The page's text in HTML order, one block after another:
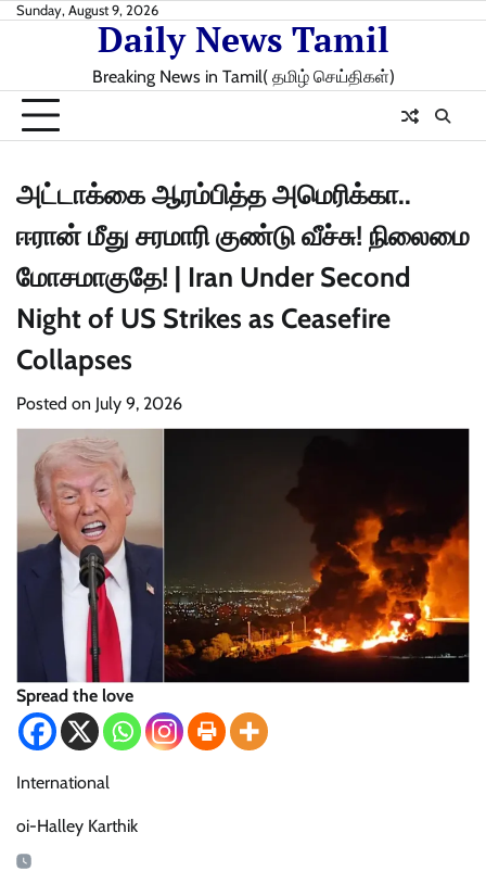
SkipSunday, August 9, 2026
Daily News Tamil
Breaking News in Tamil( தமிழ் செய்திகள்)
அட்டாக்கை ஆரம்பித்த அமெரிக்கா..
ஈரான் மீது சரமாரி குண்டு வீச்சு! நிலைமை
மோசமாகுதே! | Iran Under Second
Night of US Strikes as Ceasefire
Collapses
Posted on July 9, 2026
Spread the love
International
oi-Halley Karthik